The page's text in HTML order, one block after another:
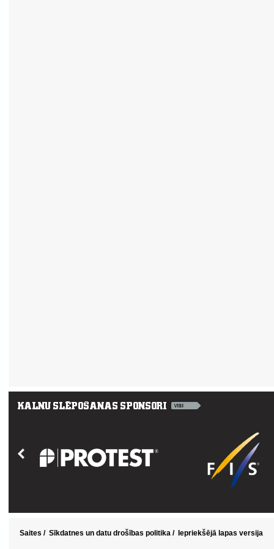
Saites / Sīkdatnes un datu drošības politika / Iepriekšējā lapas versija